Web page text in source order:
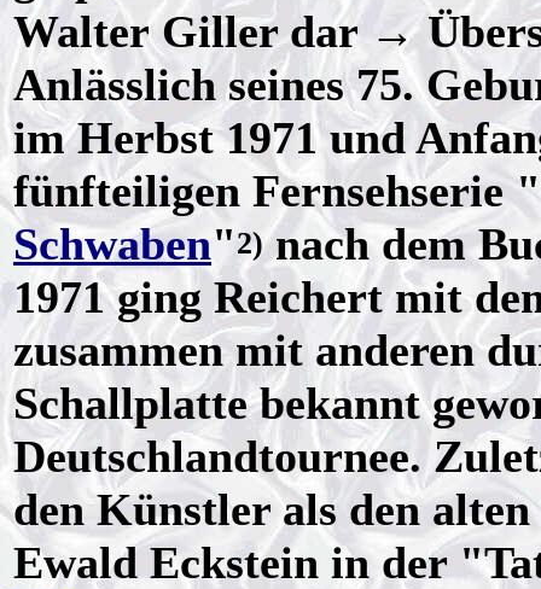
Walter Giller dar →
Anlässlich seines 75.
im Herbst 1971 und
fünfteiligen Fernsehserie "
Schwaben"2)nach dem
1971 ging Reichert mit
zusammen mit anderen
Schallplatte bekannt
Deutschlandtournee.
den Künstler als den
Ewald Eckstein in der